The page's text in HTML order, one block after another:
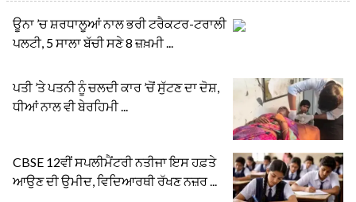
ਊਨਾ ’ਚ ਸ਼ਰਧਾਲੂਆਂ ਨਾਲ ਭਰੀ ਟਰੈਕਟਰ-ਟਰਾਲੀ
ਪਲਟੀ, 5 ਸਾਲਾ ਬੱਚੀ ਸਣੇ 8 ਜ਼ਖ਼ਮੀ ...
ਪਤੀ ’ਤੇ ਪਤਨੀ ਨੂੰ ਚਲਦੀ ਕਾਰ ’ਚੋਂ ਸੁੱਟਣ ਦਾ ਦੋਸ਼,
ਧੀਆਂ ਨਾਲ ਵੀ ਬੇਰਹਿਮੀ ...
CBSE 12ਵੀਂ ਸਪਲੀਮੈਂਟਰੀ ਨਤੀਜਾ ਇਸ ਹਫ਼ਤੇ
ਆਉਣ ਦੀ ਉਮੀਦ, ਵਿਦਿਆਰਥੀ ਰੱਖਣ ਨਜ਼ਰ ...